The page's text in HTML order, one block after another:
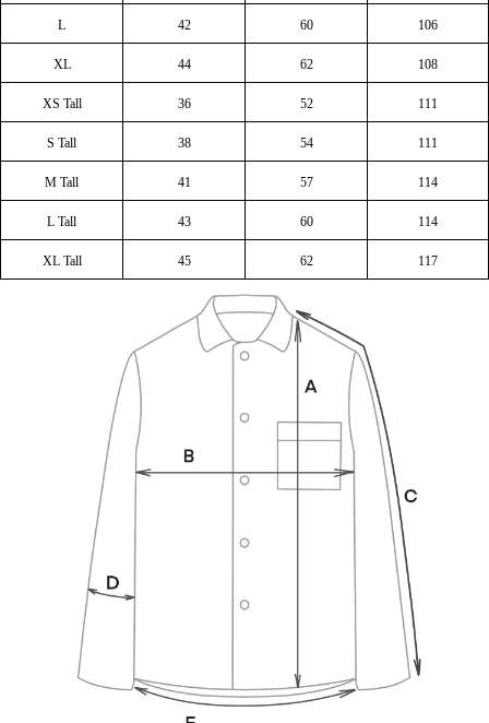
L 42 60 106
XL 44 62 108
XS Tall 36 52 111
S Tall 38 54 111
M Tall 41 57 114
L Tall 43 60 114
XL Tall 45 62 117